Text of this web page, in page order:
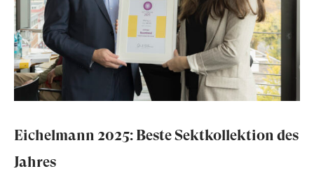
Eichelmann 2025: Beste Sektkollektion des
Jahres